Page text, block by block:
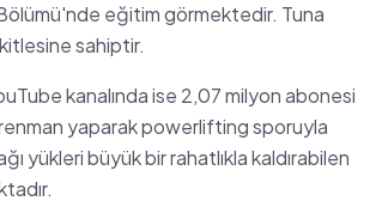
eğitim görmektedir. Tuna
sahiptir.
kanalında ise 2,07 milyon abonesi
yaparak powerlifting sporuyla
yükleri büyük bir rahatlıkla kaldırabilen